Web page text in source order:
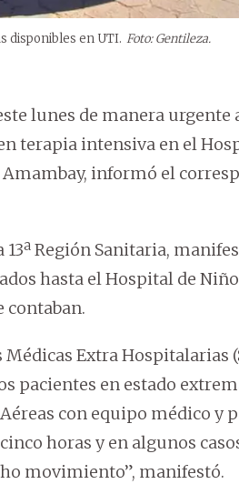
disponibles en UTI. Foto: Gentileza.
lunes de manera urgente
terapia intensiva en el
Amambay, informó el
Región Sanitaria,
hasta el Hospital de
contaban.
Extra Hospitalarias
pacientes en estado
con equipo médico y
horas y en algunos
movimiento”, manifestó.